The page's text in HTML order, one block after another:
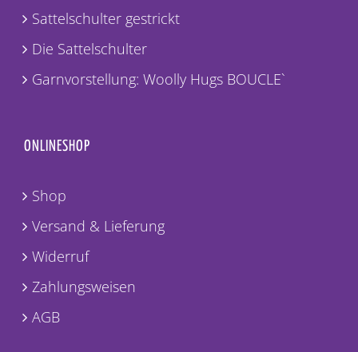
Sattelschulter gestrickt
Die Sattelschulter
Garnvorstellung: Woolly Hugs BOUCLE`
ONLINESHOP
Shop
Versand & Lieferung
Widerruf
Zahlungsweisen
AGB